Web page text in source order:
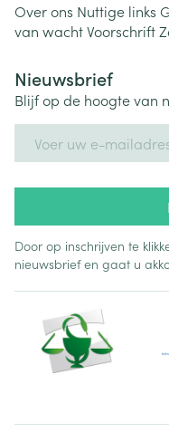
Over ons Nuttige links
van wachtVoorschrift
Nieuwsbrief
Blijf op de hoogte van
Door op inschrijven te
nieuwsbrief en gaat u